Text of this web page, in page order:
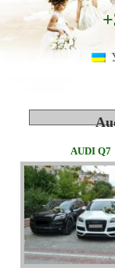
AUDI Q7